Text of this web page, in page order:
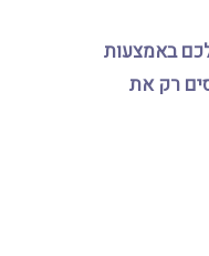
באמצעות
רק את